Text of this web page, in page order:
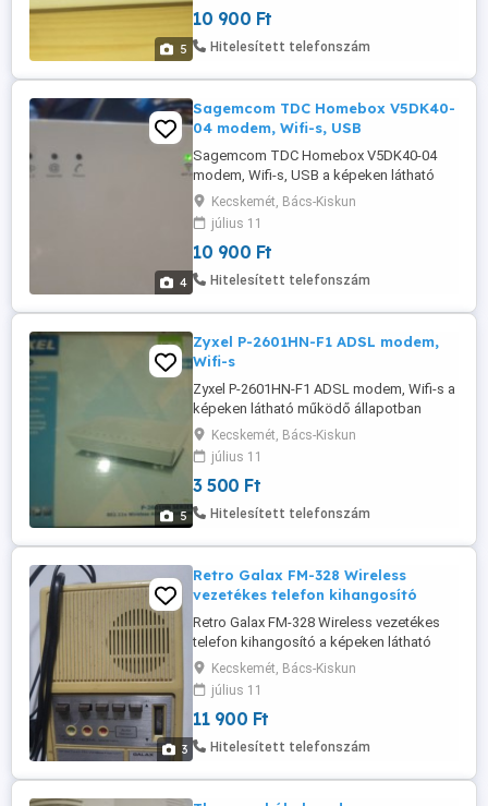
5
10 900 Ft
Hitelesített telefonszám
4
Sagemcom TDC Homebox V5DK40-
04 modem, Wifi-s, USB
Sagemcom TDC Homebox V5DK40-04
modem, Wifi-s, USB a képeken látható
működő állapotban eladó dobozával.
Routerként is használható, adaptert +
1500Ft-ért tudok hozzá adni.
Kecskemét, Bács-Kiskun
július 11
10 900 Ft
Hitelesített telefonszám
5
Zyxel P-2601HN-F1 ADSL modem,
Wifi-s
Zyxel P-2601HN-F1 ADSL modem, Wifi-s a
képeken látható működő állapotban
eladó dobozával. Routerként is
használható, adaptert külön tudok hozzá
adni.
Kecskemét, Bács-Kiskun
július 11
3 500 Ft
Hitelesített telefonszám
3
Retro Galax FM-328 Wireless
vezetékes telefon kihangosító
Retro Galax FM-328 Wireless vezetékes
telefon kihangosító a képeken látható
állapotban eladó. Gyűjtőknek kincs lehet!
Kecskemét, Bács-Kiskun
július 11
11 900 Ft
Hitelesített telefonszám